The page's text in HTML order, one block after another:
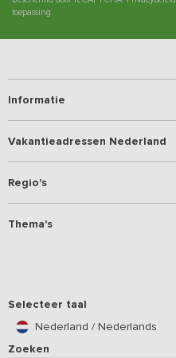
toepassing.
Informatie
Vakantieadressen Nederland
Regio's
Thema's
Selecteer taal
Nederland / Nederlands
Zoeken